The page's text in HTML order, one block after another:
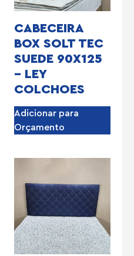
CABECEIRA
BOX SOLT TEC
SUEDE 90X125
– LEY
COLCHOES
Adicionar para
Orçamento